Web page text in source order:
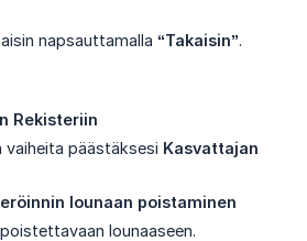
napsauttamalla “Takaisin”.
Rekisteriin
vaiheita päästäksesi Kasvattajan
lounaan poistaminen
lounaaseen.